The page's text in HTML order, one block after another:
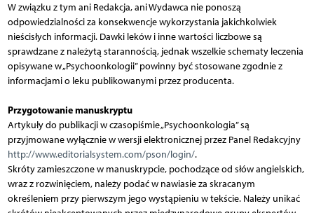
W związku z tym ani Redakcja, ani Wydawca nie ponoszą
odpowiedzialności za konsekwencje wykorzystania jakichkolwiek
nieścisłych informacji. Dawki leków i inne wartości liczbowe są
sprawdzane z należytą starannością, jednak wszelkie schematy leczenia
opisywane w „Psychoonkologii” powinny być stosowane zgodnie z
informacjami o leku publikowanymi przez producenta.
Przygotowanie manuskryptu
Artykuły do publikacji w czasopiśmie „Psychoonkologia” są
przyjmowane wyłącznie w wersji elektronicznej przez Panel Redakcyjny
http://www.editorialsystem.com/pson/login/.
Skróty zamieszczone w manuskrypcie, pochodzące od słów angielskich,
wraz z rozwinięciem, należy podać w nawiasie za skracanym
określeniem przy pierwszym jego wystąpieniu w tekście. Należy unikać